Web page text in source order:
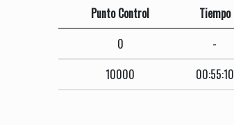
Punto Control Tiempo
0
-
10000
00:55:10